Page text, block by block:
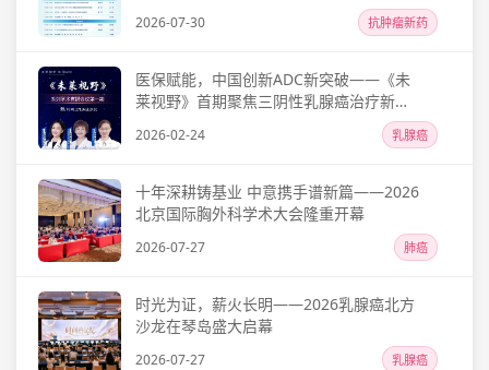
2026-07-30 抗肿瘤新药
医保赋能，中国创新ADC新突破——《未
莱视野》首期聚焦三阴性乳腺癌治疗新格
2026-02-24 乳腺癌
十年深耕铸基业 中意携手谱新篇——2026
北京国际胸外科学术大会隆重开幕
2026-07-27 肺癌
时光为证，薪火长明——2026乳腺癌北方
沙龙在琴岛盛大启幕
2026-07-27 乳腺癌